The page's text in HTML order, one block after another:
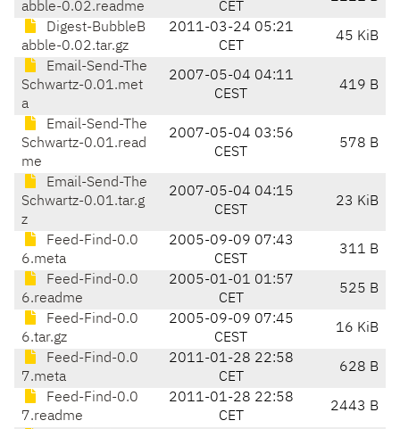
abble-0.02.readme CET
Digest-BubbleB
abble-0.02.tar.gz
2011-03-24 05:21
CET
45 KiB
Email-Send-The
Schwartz-0.01.met
a
2007-05-04 04:11
CEST
419 B
Email-Send-The
Schwartz-0.01.read
me
2007-05-04 03:56
CEST
578 B
Email-Send-The
Schwartz-0.01.tar.g
z
2007-05-04 04:15
CEST
23 KiB
Feed-Find-0.0
6.meta
2005-09-09 07:43
CEST
311 B
Feed-Find-0.0
6.readme
2005-01-01 01:57
CET
525 B
Feed-Find-0.0
6.tar.gz
2005-09-09 07:45
CEST
16 KiB
Feed-Find-0.0
7.meta
2011-01-28 22:58
CET
628 B
Feed-Find-0.0
7.readme
2011-01-28 22:58
CET
2443 B